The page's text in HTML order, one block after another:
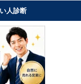
人診断